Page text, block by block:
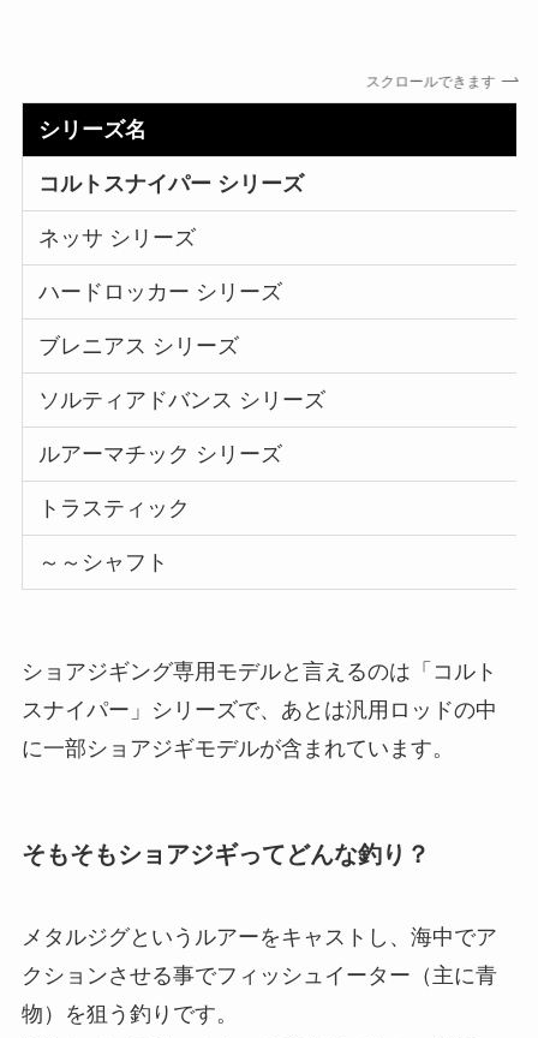
スクロールできます
シリーズ名
コルトスナイパー シリーズ
ネッサ シリーズ
ハードロッカー シリーズ
ブレニアス シリーズ
ソルティアドバンス シリーズ
ルアーマチック シリーズ
トラスティック
～～シャフト
ショアジギング専用モデルと言えるのは「コルト
スナイパー」シリーズで、あとは汎用ロッドの中
に一部ショアジギモデルが含まれています。
そもそもショアジギってどんな釣り？
メタルジグというルアーをキャストし、海中でア
クションさせる事でフィッシュイーター（主に青
物）を狙う釣りです。